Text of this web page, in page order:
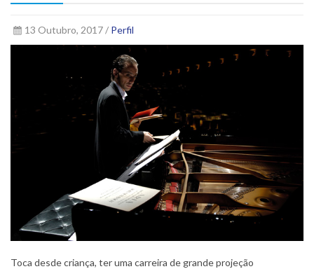
13 Outubro, 2017 / Perfil
Toca desde criança, ter uma carreira de grande projeção